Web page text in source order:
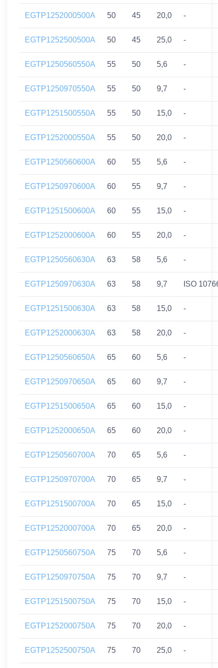
EGTP1252000500A 50 45 20,0 -
EGTP1252500500A 50 45 25,0 -
EGTP1250560550A 55 50 5,6 -
EGTP1250970550A 55 50 9,7 -
EGTP1251500550A 55 50 15,0 -
EGTP1252000550A 55 50 20,0 -
EGTP1250560600A 60 55 5,6 -
EGTP1250970600A 60 55 9,7 -
EGTP1251500600A 60 55 15,0 -
EGTP1252000600A 60 55 20,0 -
EGTP1250560630A 63 58 5,6 -
EGTP1250970630A 63 58 9,7 ISO
EGTP1251500630A 63 58 15,0 -
EGTP1252000630A 63 58 20,0 -
EGTP1250560650A 65 60 5,6 -
EGTP1250970650A 65 60 9,7 -
EGTP1251500650A 65 60 15,0 -
EGTP1252000650A 65 60 20,0 -
EGTP1250560700A 70 65 5,6 -
EGTP1250970700A 70 65 9,7 -
EGTP1251500700A 70 65 15,0 -
EGTP1252000700A 70 65 20,0 -
EGTP1250560750A 75 70 5,6 -
EGTP1250970750A 75 70 9,7 -
EGTP1251500750A 75 70 15,0 -
EGTP1252000750A 75 70 20,0 -
EGTP1252500750A 75 70 25,0 -